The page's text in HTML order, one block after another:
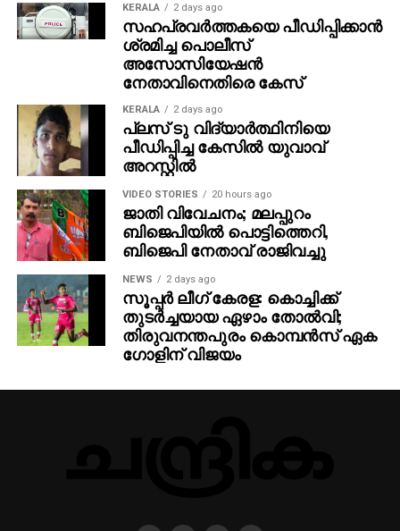
KERALA 2 days ago
സഹപ്രവര്‍ത്തകയെ പീഡിപ്പിക്കാന്‍
ശ്രമിച്ച പൊലീസ്
അസോസിയേഷന്‍
നേതാവിനെതിരെ കേസ്
KERALA 2 days ago
പ്ലസ് ടു വിദ്യാര്‍ത്ഥിനിയെ
പീഡിപ്പിച്ച കേസില്‍ യുവാവ്
അറസ്റ്റില്‍
VIDEO STORIES 20 hours ago
ജാതി വിവേചനം; മലപ്പുറം
ബിജെപിയില്‍ പൊട്ടിത്തെറി,
ബിജെപി നേതാവ് രാജിവച്ചു
NEWS 2 days ago
സൂപ്പര്‍ ലീഗ് കേരള: കൊച്ചിക്ക്
തുടര്‍ച്ചയായ ഏഴാം തോല്‍വി;
തിരുവനന്തപുരം കൊമ്പന്‍സ് ഏക
ഗോളിന് വിജയം